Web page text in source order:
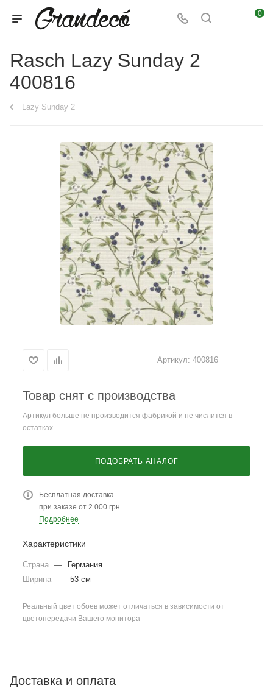
0
Rasch Lazy Sunday 2
400816
Lazy Sunday 2
Артикул: 400816
Товар снят с производства
Артикул больше не производится фабрикой и не числится в
остатках
ПОДОБРАТЬ АНАЛОГ
Бесплатная доставка
при заказе от 2 000 грн
Подробнее
Характеристики
Страна —
Германия
Ширина — 53 см
Реальный цвет обоев может отличаться в зависимости от
цветопередачи Вашего монитора
Доставка и оплата